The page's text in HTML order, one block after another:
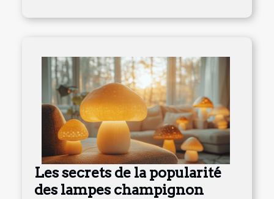
Les secrets de la popularité
des lampes champignon